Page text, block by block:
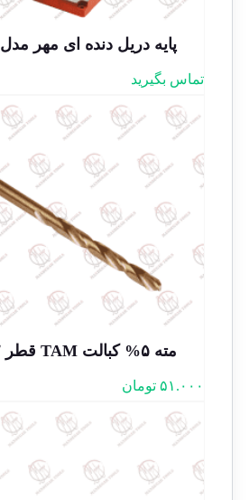
پایه دریل دنده ای مهر مدل DS۱۳
تماس بگیرید
مته ۵% کبالت TAM قطر ۲ میلیمتر
۵۱.۰۰۰ تومان